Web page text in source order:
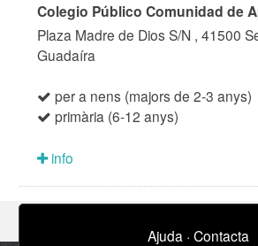
Colegio Público Comunidad de
Plaza Madre de Dios S/N , 41500
Guadaíra
per a nens (majors de 2-3 anys)
primària (6-12 anys)
info
Ajuda · Contacta